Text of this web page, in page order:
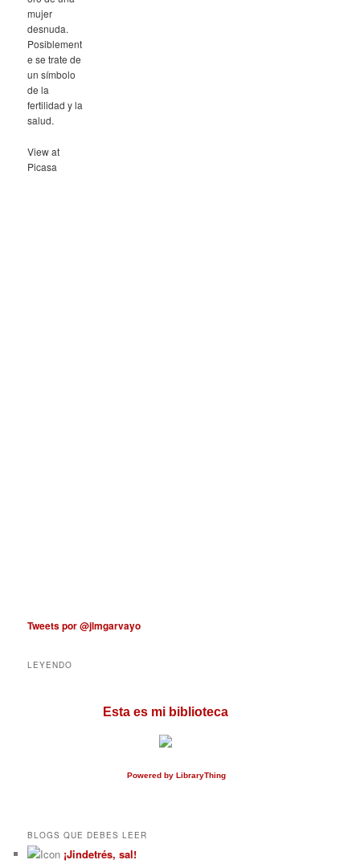
mujer
desnuda.
Posiblement
e se trate de
un símbolo
de la
fertilidad y la
salud.
View at
Picasa
Tweets por @jlmgarvayo
LEYENDO
Esta es mi biblioteca
Powered by LibraryThing
BLOGS QUE DEBES LEER
¡Jindetrés, sal!